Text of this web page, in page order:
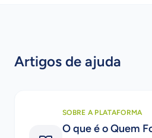
Artigos de ajuda
SOBRE A PLATAFORMA
O que é o Quem